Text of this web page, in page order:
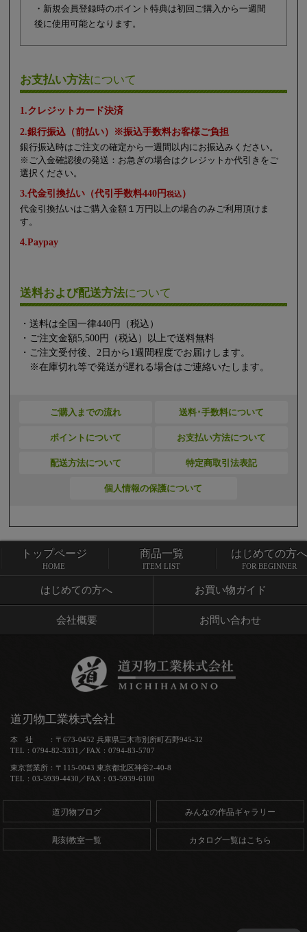
・新規会員登録時のポイント特典は初回ご購入から一週間
後に使用可能となります。
お支払い方法について
1.クレジットカード決済
2.銀行振込（前払い）※振込手数料お客様ご負担
銀行振込時はご注文の確定から一週間以内にお振込みください。
※ご入金確認後の発送：お急ぎの場合はクレジットか代引きをご
選択ください。
3.代金引換払い（代引手数料440円税込）
代金引換払いはご購入金額１万円以上の場合のみご利用頂けま
す。
4.Paypay
送料および配送方法について
・送料は全国一律440円（税込）
・ご注文金額5,500円（税込）以上で送料無料
・ご注文受付後、2日から1週間程度でお届けします。
※在庫切れ等で発送が遅れる場合はご連絡いたします。
ご購入までの流れ 送料･手数料について
ポイントについて お支払い方法について
配送方法について 特定商取引法表記
個人情報の保護について
トップページ 商品一覧
はじめての方へ お買い物ガイド
会社概要 お問い合わせ
トップページ
HOME
商品一覧
ITEM LIST
はじめての方へ
FOR BEGINNER
道刃物工業株式会社
本 社 ：〒673-0452 兵庫県三木市別所町石野945-32
TEL：0794-82-3331／FAX：0794-83-5707
東京営業所：〒115-0043 東京都北区神谷2-40-8
TEL：03-5939-4430／FAX：03-5939-6100
道刃物ブログ みんなの作品ギャラリー
彫刻教室一覧 カタログ一覧はこちら